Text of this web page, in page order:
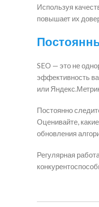
Используя
повышает их
SEO — это не
эффективность
или
Постоянно
Оценивайте,
обновления
Регулярная